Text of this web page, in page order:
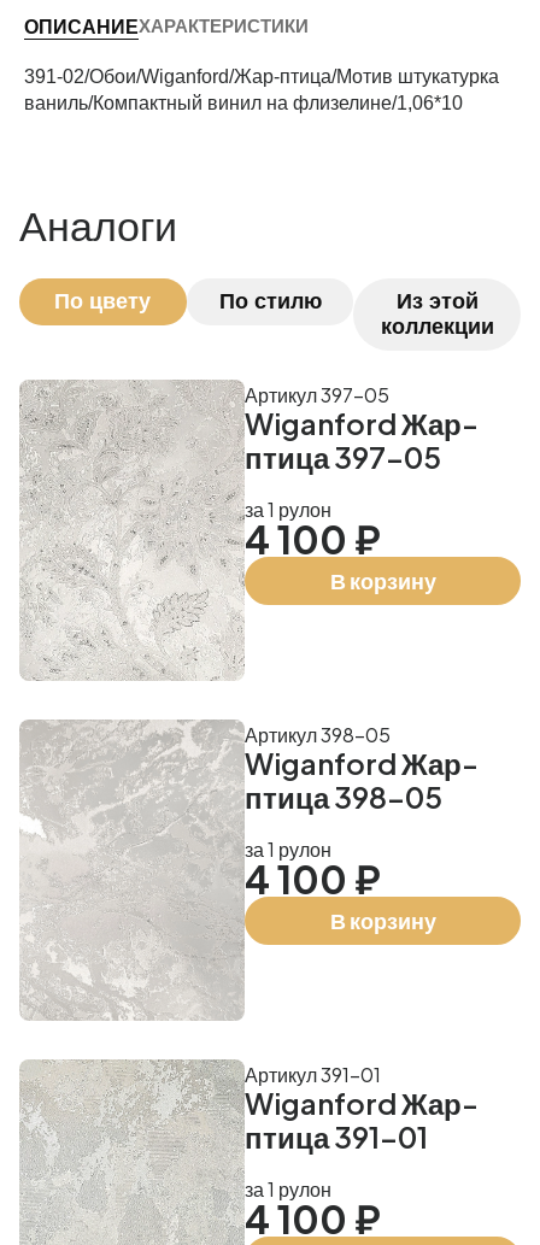
Периметр комнаты (м)
ОПИСАНИЕХАРАКТЕРИСТИКИ
391-02/Обои/Wiganford/Жар-птица/Мотив штукатурка
ваниль/Компактный винил на флизелине/1,06*10
Аналоги
По цвету По стилю
Из этой
коллекции
Wiganford Жар-
птица 397-05
Артикул 397-05
за 1 рулон
4 100 ₽
В корзину
Wiganford Жар-
птица 398-05
Артикул 398-05
за 1 рулон
4 100 ₽
В корзину
Wiganford Жар-
птица 391-01
Артикул 391-01
за 1 рулон
4 100 ₽